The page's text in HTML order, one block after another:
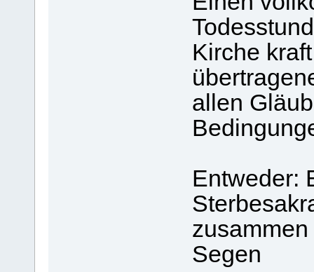
Kirche
allen
Entweder:
Segen